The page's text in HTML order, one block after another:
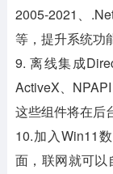
2005-2021、
等，提升系统功
9. 离线集成
ActiveX、
这些组件将在后
10.加入Win11
面，联网就可